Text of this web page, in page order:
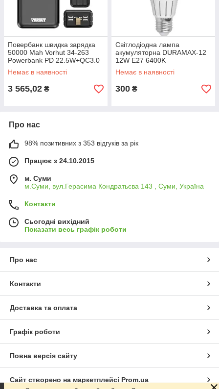
Повербанк швидка зарядка
50000 Mah Vorhut 34-263
Powerbank PD 22.5W+QC3.0
Зовнішній акумулятор
Немає в наявності
3 565,02 ₴
Cвітлодіодна лампа
акумуляторна DURAMAX-12
12W E27 6400K
Немає в наявності
300 ₴
Про нас
98% позитивних з 353 відгуків за рік
Працює з 24.10.2015
м. Суми
м.Суми, вул.Герасима Кондратьєва 143 , Суми, Україна
Контакти
Сьогодні вихідний
Показати весь графік роботи
Про нас
Контакти
Доставка та оплата
Графік роботи
Повна версія сайту
Сайт створено на маркетплейсі Prom.ua